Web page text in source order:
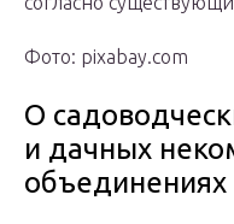
Фото: pixabay.com
О
и дачных